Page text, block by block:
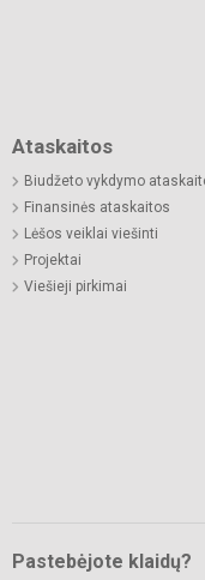
Ataskaitos
Biudžeto vykdymo
Finansinės ataskaitos
Lėšos veiklai viešinti
Projektai
Viešieji pirkimai
Pastebėjote klaidų?